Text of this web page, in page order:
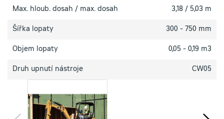
Max. hloub. dosah / max. dosah 3,18 / 5,03 m
Šířka lopaty 300 - 750 mm
Objem lopaty 0,05 - 0,19 m3
Druh upnutí nástroje CW05